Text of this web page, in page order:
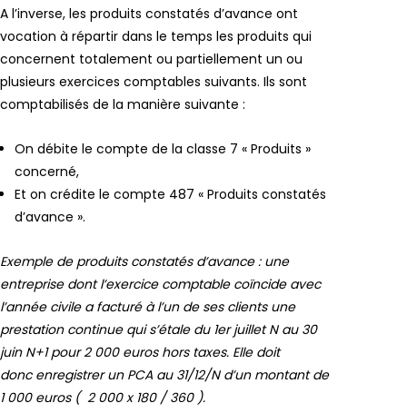
A l’inverse, les produits constatés d’avance ont
vocation à répartir dans le temps les produits qui
concernent totalement ou partiellement un ou
plusieurs exercices comptables suivants. Ils sont
comptabilisés de la manière suivante :
On débite le compte de la classe 7 « Produits »
concerné,
Et on crédite le compte 487 « Produits constatés
d’avance ».
Exemple de produits constatés d’avance : une
entreprise dont l’exercice comptable coïncide avec
l’année civile a facturé à l’un de ses clients une
prestation continue qui s’étale du 1er juillet N au 30
juin N+1 pour 2 000 euros hors taxes. Elle doit
donc enregistrer un PCA au 31/12/N d’un montant de
1 000 euros ( 2 000 x 180 / 360 ).